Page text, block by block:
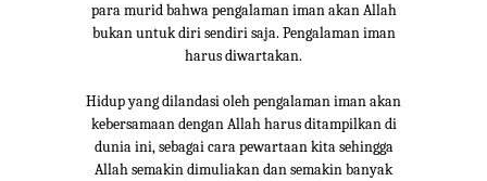
para murid bahwa pengalaman iman akan Allah
bukan untuk diri sendiri saja. Pengalaman iman
harus diwartakan.
Hidup yang dilandasi oleh pengalaman iman akan
kebersamaan dengan Allah harus ditampilkan di
dunia ini, sebagai cara pewartaan kita sehingga
Allah semakin dimuliakan dan semakin banyak